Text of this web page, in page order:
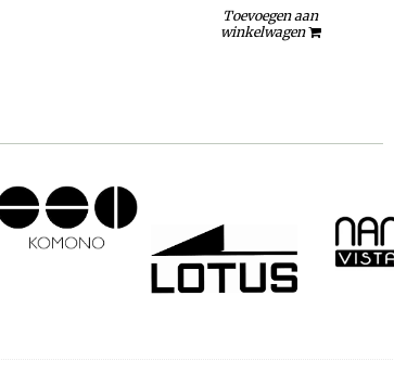
Toevoegen aan
winkelwagen